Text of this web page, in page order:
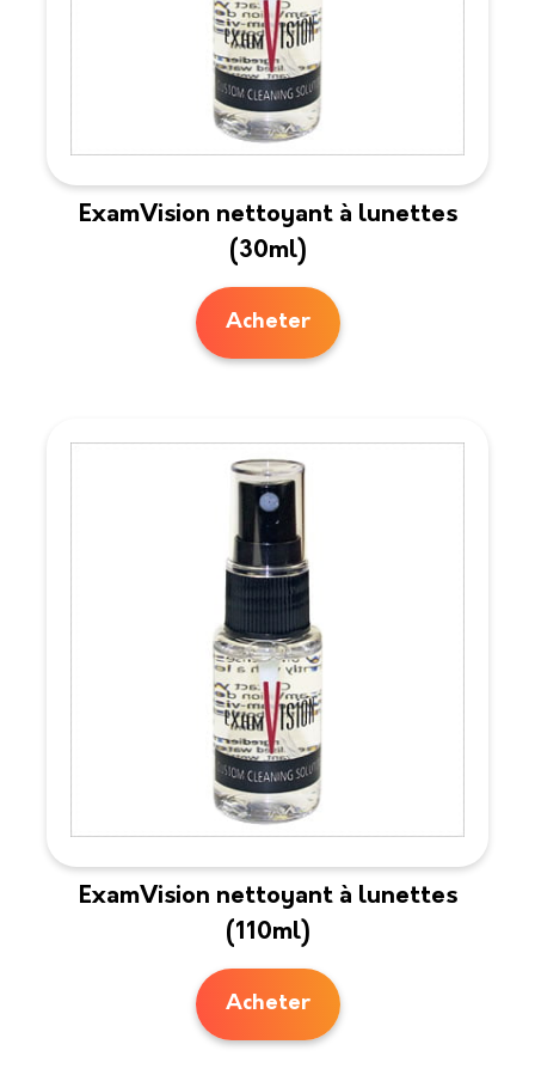
ExamVision nettoyant à lunettes
(30ml)
Acheter
ExamVision nettoyant à lunettes
(110ml)
Acheter